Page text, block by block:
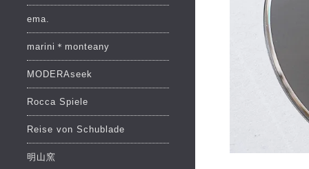
ema.
marini＊monteany
MODERAseek
Rocca Spiele
Reise von Schublade
明山窯